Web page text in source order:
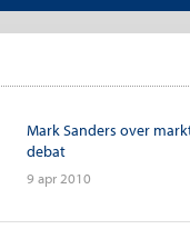
Mark Sanders over
debat
9 apr 2010